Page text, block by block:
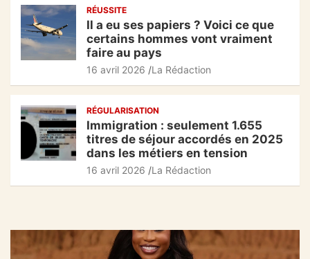
RÉUSSITE
Il a eu ses papiers ? Voici ce que
certains hommes vont vraiment
faire au pays
16 avril 2026 La Rédaction
RÉGULARISATION
Immigration : seulement 1.655
titres de séjour accordés en 2025
dans les métiers en tension
16 avril 2026 La Rédaction